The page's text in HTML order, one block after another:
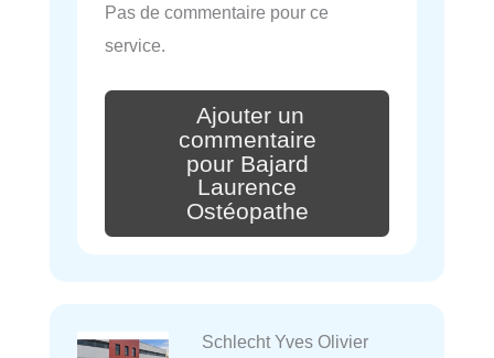
Pas de commentaire pour ce
service.
Ajouter un
commentaire
pour Bajard
Laurence
Ostéopathe
Schlecht Yves Olivier